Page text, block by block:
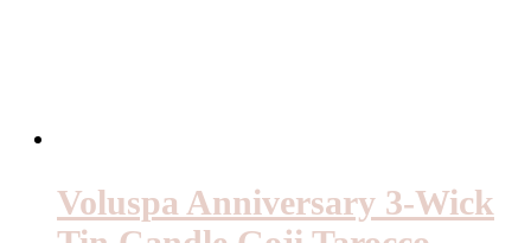
Voluspa Anniversary 3-Wick